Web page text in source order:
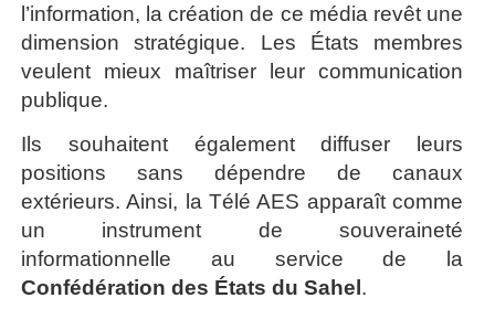
l’information, la création de ce média revêt une
dimension stratégique. Les États membres
veulent mieux maîtriser leur communication
publique.
Ils souhaitent également diffuser leurs
positions sans dépendre de canaux
extérieurs. Ainsi, la Télé AES apparaît comme
un instrument de souveraineté
informationnelle au service de la
Confédération des États du Sahel .